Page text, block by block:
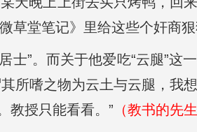
堂笔记》里给这些个奸商狠
士”。而关于他爱吃“云腿”这
所嗜之物为云土与云腿，我
教授只能看看。” （教书的先